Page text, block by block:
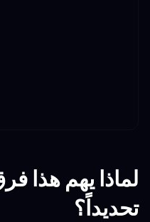
تحديداً؟